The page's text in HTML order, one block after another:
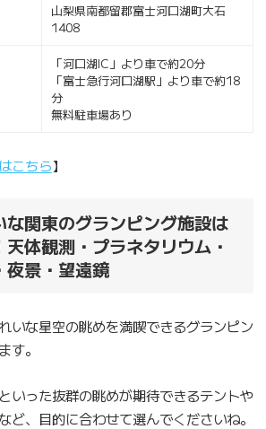
山梨県南都留郡富士河口湖町大石
1408
「河口湖IC」より車で約20分
「富士急行河口湖駅」より車で約18
分
無料駐車場あり
こちら】
な関東のグランピング施設は
体観測・プラネタリウム・
夜景・望遠鏡
いな星空の眺めを満喫できるグランピン
す。
いった抜群の眺めが期待できるテントや
ど、目的に合わせて選んでくださいね。